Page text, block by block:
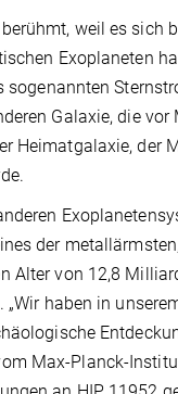
weil es sich
Exoplaneten
sogenannten
Galaxie, die
Heimatgalaxie, der
der
Alter von 12,8
„Wir haben in
Max-Planck-